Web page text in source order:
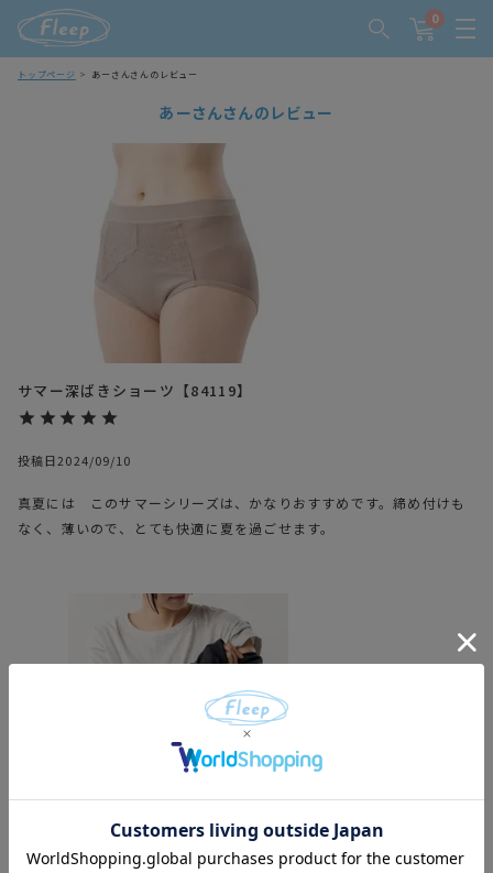
0
トップページ あーさんさんのレビュー
あーさんさんのレビュー
サマー深ばきショーツ【84119】
投稿日2024/09/10
真夏には　このサマーシリーズは、かなりおすすめです。締め付けも
なく、薄いので、とても快適に夏を過ごせます。
シンプルアームカバー【81030】